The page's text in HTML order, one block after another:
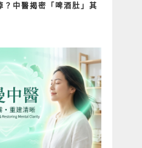
？中醫揭密「啤酒肚」其